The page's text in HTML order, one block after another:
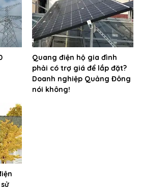
Quang điện hộ gia đình
phải có trợ giá để lắp đặt?
Doanh nghiệp Quảng Đông
nói không!